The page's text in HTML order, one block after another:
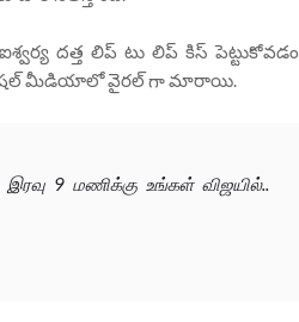
ద‌త్త లిప్ టు లిప్ కిస్ పెట్టుకోవడం
సోషల్ మీడియాలో వైరల్ గా మారాయి.
9 மணிக்கு உங்கள் விஜயில்..